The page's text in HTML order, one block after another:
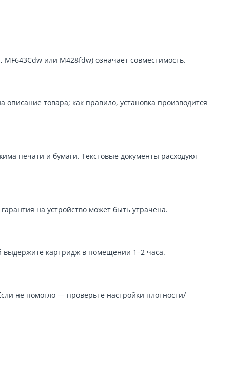
или M428fdw) означает совместимость.
товара; как правило, установка производится
печати и бумаги. Текстовые документы расходуют
на устройство может быть утрачена.
выдержите картридж в помещении 1–2 часа.
не помогло — проверьте настройки плотности/